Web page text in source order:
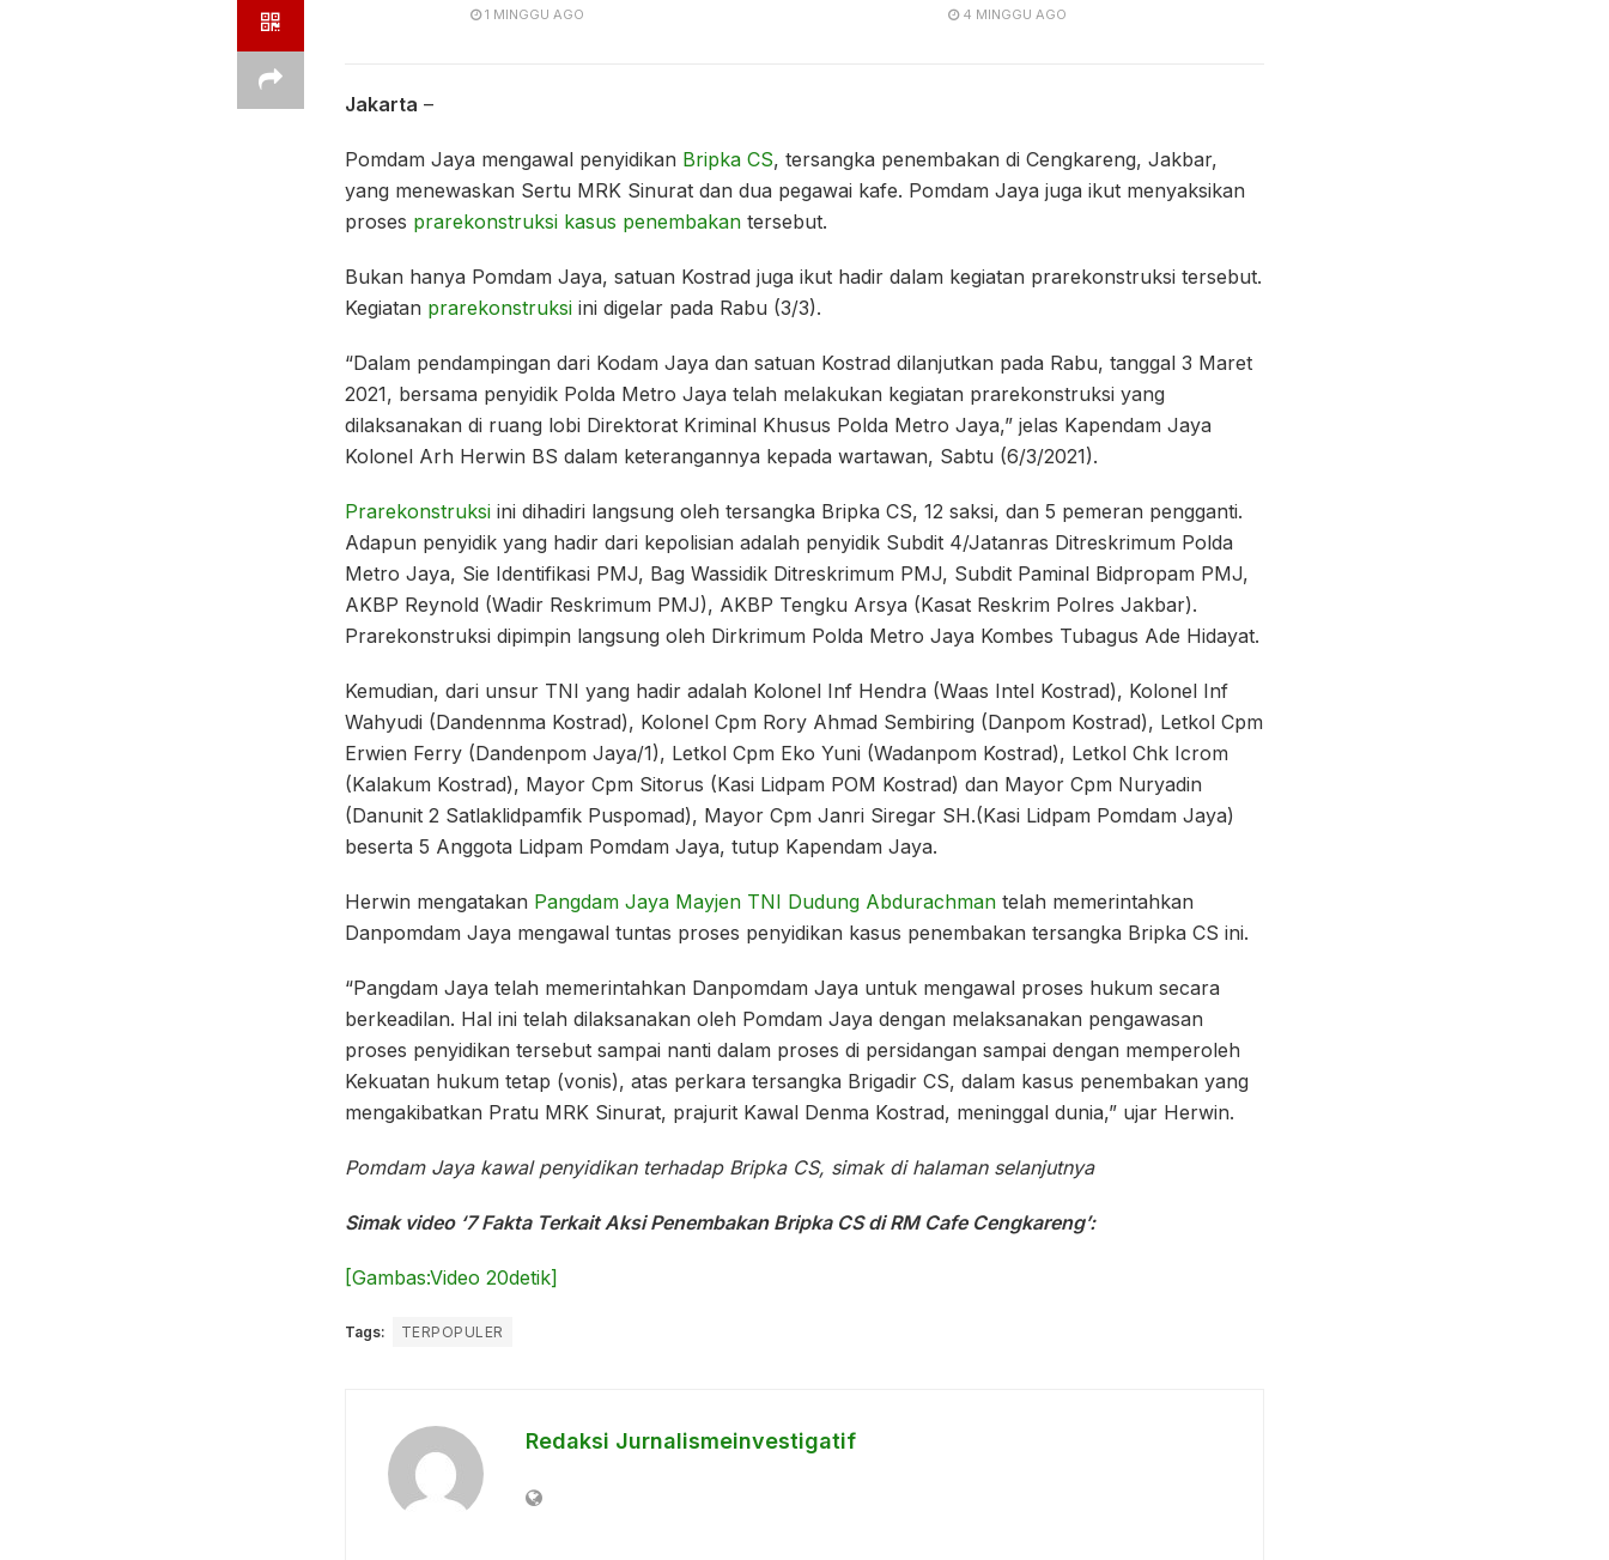
1 MINGGU AGO 4 MINGGU AGO
Jakarta –
Pomdam Jaya mengawal penyidikan Bripka CS, tersangka penembakan di Cengkareng, Jakbar,
yang menewaskan Sertu MRK Sinurat dan dua pegawai kafe. Pomdam Jaya juga ikut menyaksikan
proses prarekonstruksi kasus penembakan tersebut.
Bukan hanya Pomdam Jaya, satuan Kostrad juga ikut hadir dalam kegiatan prarekonstruksi tersebut.
Kegiatan prarekonstruksi ini digelar pada Rabu (3/3).
“Dalam pendampingan dari Kodam Jaya dan satuan Kostrad dilanjutkan pada Rabu, tanggal 3 Maret
2021, bersama penyidik Polda Metro Jaya telah melakukan kegiatan prarekonstruksi yang
dilaksanakan di ruang lobi Direktorat Kriminal Khusus Polda Metro Jaya,” jelas Kapendam Jaya
Kolonel Arh Herwin BS dalam keterangannya kepada wartawan, Sabtu (6/3/2021).
Prarekonstruksi ini dihadiri langsung oleh tersangka Bripka CS, 12 saksi, dan 5 pemeran pengganti.
Adapun penyidik yang hadir dari kepolisian adalah penyidik Subdit 4/Jatanras Ditreskrimum Polda
Metro Jaya, Sie Identifikasi PMJ, Bag Wassidik Ditreskrimum PMJ, Subdit Paminal Bidpropam PMJ,
AKBP Reynold (Wadir Reskrimum PMJ), AKBP Tengku Arsya (Kasat Reskrim Polres Jakbar).
Prarekonstruksi dipimpin langsung oleh Dirkrimum Polda Metro Jaya Kombes Tubagus Ade Hidayat.
Kemudian, dari unsur TNI yang hadir adalah Kolonel Inf Hendra (Waas Intel Kostrad), Kolonel Inf
Wahyudi (Dandennma Kostrad), Kolonel Cpm Rory Ahmad Sembiring (Danpom Kostrad), Letkol Cpm
Erwien Ferry (Dandenpom Jaya/1), Letkol Cpm Eko Yuni (Wadanpom Kostrad), Letkol Chk Icrom
(Kalakum Kostrad), Mayor Cpm Sitorus (Kasi Lidpam POM Kostrad) dan Mayor Cpm Nuryadin
(Danunit 2 Satlaklidpamfik Puspomad), Mayor Cpm Janri Siregar SH.(Kasi Lidpam Pomdam Jaya)
beserta 5 Anggota Lidpam Pomdam Jaya, tutup Kapendam Jaya.
Herwin mengatakan Pangdam Jaya Mayjen TNI Dudung Abdurachman telah memerintahkan
Danpomdam Jaya mengawal tuntas proses penyidikan kasus penembakan tersangka Bripka CS ini.
“Pangdam Jaya telah memerintahkan Danpomdam Jaya untuk mengawal proses hukum secara
berkeadilan. Hal ini telah dilaksanakan oleh Pomdam Jaya dengan melaksanakan pengawasan
proses penyidikan tersebut sampai nanti dalam proses di persidangan sampai dengan memperoleh
Kekuatan hukum tetap (vonis), atas perkara tersangka Brigadir CS, dalam kasus penembakan yang
mengakibatkan Pratu MRK Sinurat, prajurit Kawal Denma Kostrad, meninggal dunia,” ujar Herwin.
Pomdam Jaya kawal penyidikan terhadap Bripka CS, simak di halaman selanjutnya
Simak video ‘7 Fakta Terkait Aksi Penembakan Bripka CS di RM Cafe Cengkareng’:
[Gambas:Video 20detik]
Tags: TERPOPULER
Redaksi Jurnalismeinvestigatif